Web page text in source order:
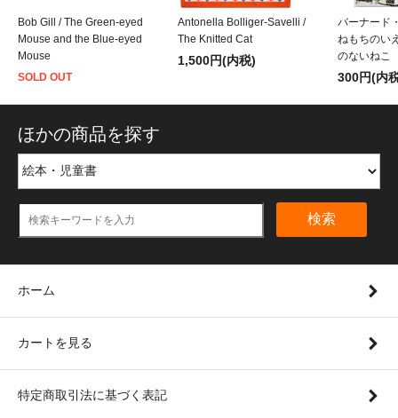
Bob Gill / The Green-eyed
Mouse and the Blue-eyed
Mouse
SOLD OUT
Antonella Bolliger-Savelli /
The Knitted Cat
1,500円(内税)
バーナード
ねもちのい
のないねこ
300円(内
ほかの商品を探す
検索
ホーム
カートを見る
特定商取引法に基づく表記